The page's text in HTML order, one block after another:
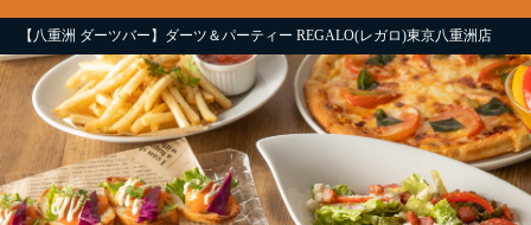
【八重洲 ダーツバー】ダーツ＆パーティー REGALO(レガロ)東京八重洲店